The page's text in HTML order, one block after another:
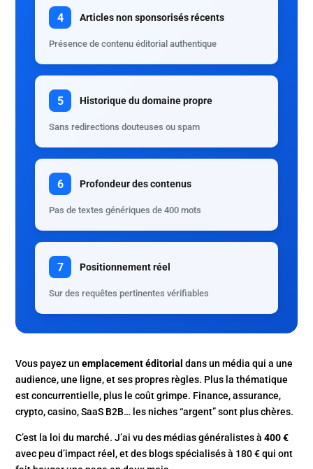
4 Articles non sponsorisés récents
Présence de contenu éditorial authentique
5 Historique du domaine propre
Sans redirections douteuses ou spam
6 Profondeur des contenus
Pas de textes génériques de 400 mots
7 Positionnement réel
Sur des requêtes pertinentes vérifiables
Vous payez unemplacement éditorial dans un média qui a une
audience, une ligne, et ses propres règles. Plus la thématique
est concurrentielle, plus le coût grimpe. Finance, assurance,
crypto, casino, SaaS B2B… les niches “argent” sont plus chères.
C’est la loi du marché. J’ai vu des médias généralistes à400 €
avec peu d’impact réel, et des blogs spécialisés à 180 € qui ont